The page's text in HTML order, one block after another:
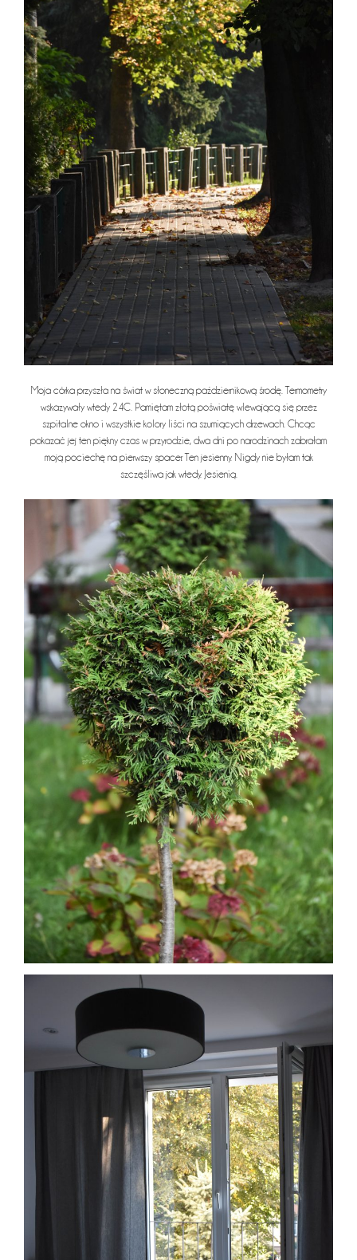
Moja córka przyszła na świat w słoneczną październikową środę. Termometry
wskazywały wtedy 24C. Pamiętam złotą poświatę wlewającą się przez
szpitalne okno i wszystkie kolory liści na szumiących drzewach. Chcąc
pokazać jej ten piękny czas w przyrodzie, dwa dni po narodzinach zabrałam
moją pociechę na pierwszy spacer. Ten jesienny. Nigdy nie byłam tak
szczęśliwa jak wtedy. Jesienią.